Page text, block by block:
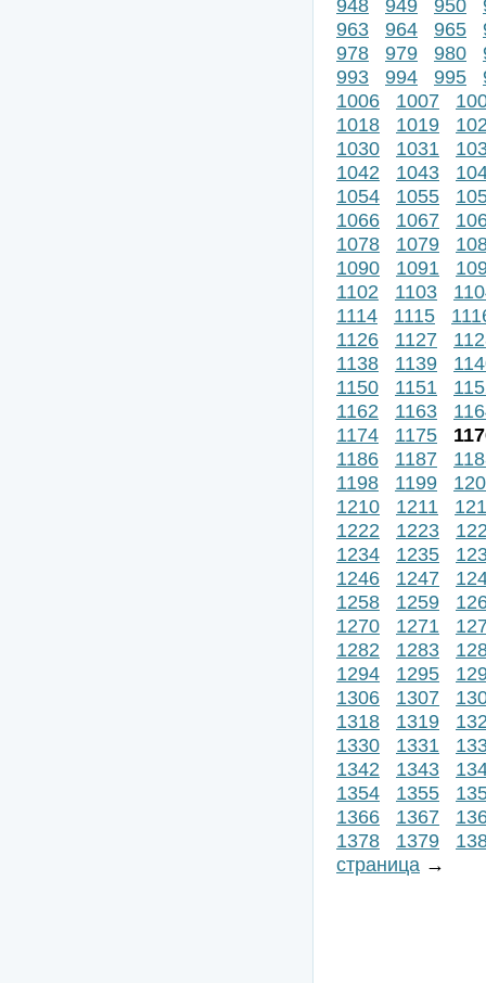
948
949 950
963
964 965
978
979 980
993
994 995
1006
1007
1018
1019
1030
1031
1042
1043
1054
1055
1066
1067
1078
1079
1090
1091
1102
1103
1114
1115
1126
1127
1138
1139
1150
1151
1162
1163
1174
1175
1186
1187
1198
1199
1210
1211
1222
1223
1234
1235
1246
1247
1258
1259
1270
1271
1282
1283
1294
1295
1306
1307
1318
1319
1330
1331
1342
1343
1354
1355
1366
1367
1378
1379
страница →